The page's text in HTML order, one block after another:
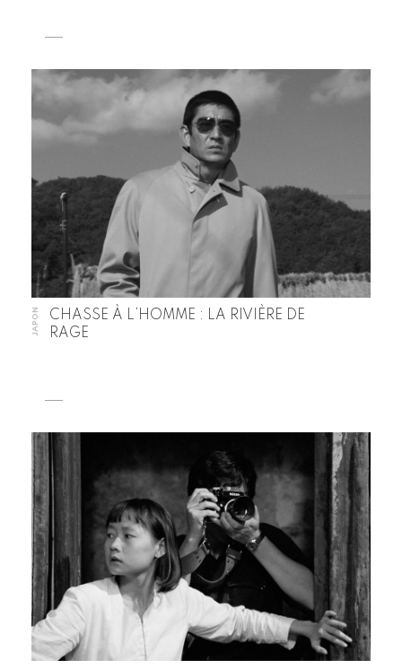
JAPON
CHASSE À L’HOMME : LA RIVIÈRE DE
RAGE